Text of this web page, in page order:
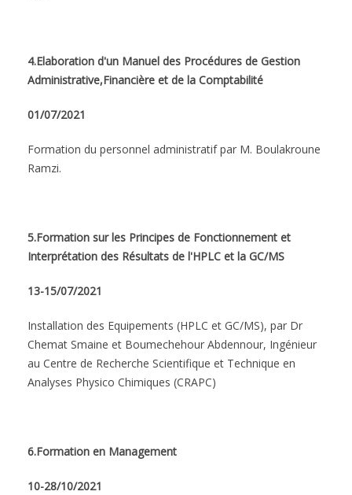
4.Elaboration d'un Manuel des Procédures de Gestion
Administrative,Financière et de la Comptabilité
01/07/2021
Formation du personnel administratif par M. Boulakroune
Ramzi.
5.Formation sur les Principes de Fonctionnement et
Interprétation des Résultats de l'HPLC et la GC/MS
13-15/07/2021
Installation des Equipements (HPLC et GC/MS), par Dr
Chemat Smaine et Boumechehour Abdennour, Ingénieur
au Centre de Recherche Scientifique et Technique en
Analyses Physico Chimiques (CRAPC)
6.Formation en Management
10-28/10/2021